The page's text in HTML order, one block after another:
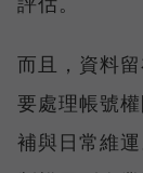
而且，資料
要處理帳號
補與日常維